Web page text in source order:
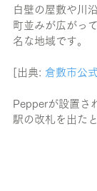
白壁の屋敷や川
町並みが広がっ
名な地域です。
[出典: 倉敷市公
Pepperが設置さ
駅の改札を出た